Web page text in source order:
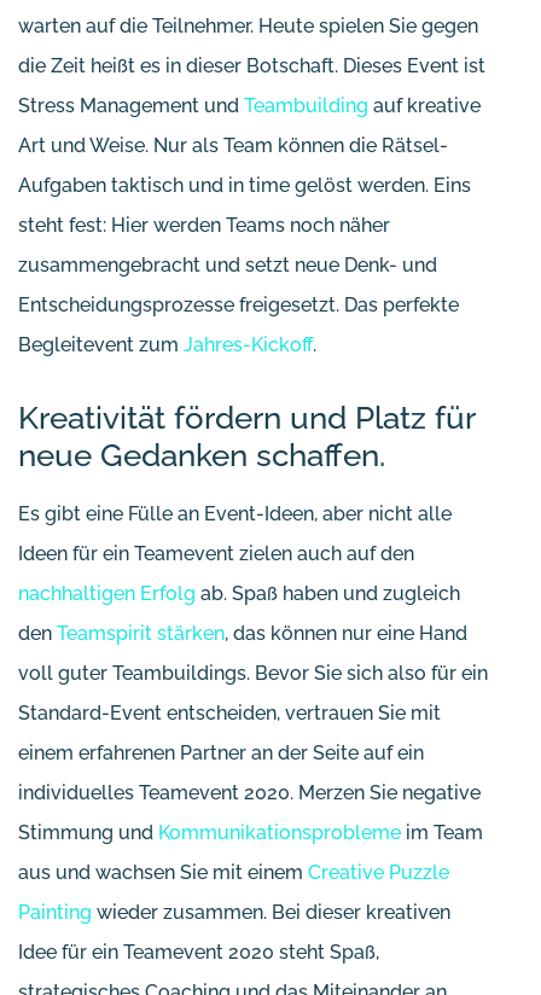
warten auf die Teilnehmer. Heute spielen Sie gegen
die Zeit heißt es in dieser Botschaft. Dieses Event ist
Stress Management und Teambuilding auf kreative
Art und Weise. Nur als Team können die Rätsel-
Aufgaben taktisch und in time gelöst werden. Eins
steht fest: Hier werden Teams noch näher
zusammengebracht und setzt neue Denk- und
Entscheidungsprozesse freigesetzt. Das perfekte
Begleitevent zum Jahres-Kickoff.
Kreativität fördern und Platz für
neue Gedanken schaffen.
Es gibt eine Fülle an Event-Ideen, aber nicht alle
Ideen für ein Teamevent zielen auch auf den
nachhaltigen Erfolg ab. Spaß haben und zugleich
den Teamspirit stärken, das können nur eine Hand
voll guter Teambuildings. Bevor Sie sich also für ein
Standard-Event entscheiden, vertrauen Sie mit
einem erfahrenen Partner an der Seite auf ein
individuelles Teamevent 2020. Merzen Sie negative
Stimmung und Kommunikationsprobleme im Team
aus und wachsen Sie mit einem Creative Puzzle
Painting wieder zusammen. Bei dieser kreativen
Idee für ein Teamevent 2020 steht Spaß,